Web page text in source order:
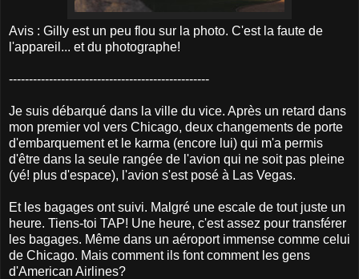
Avis : Gilly est un peu flou sur la photo. C'est la faute de
l'appareil... et du photographe!
--------------------------------------------------
Je suis débarqué dans la ville du vice. Après un retard dans
mon premier vol vers Chicago, deux changements de porte
d'embarquement et le karma (encore lui) qui m'a permis
d'être dans la seule rangée de l'avion qui ne soit pas pleine
(yé! plus d'espace), l'avion s'est posé à Las Vegas.
Et les bagages ont suivi. Malgré une escale de tout juste un
heure. Tiens-toi TAP! Une heure, c'est assez pour transférer
les bagages. Même dans un aéroport immense comme celui
de Chicago. Mais comment ils font comment les gens
d'American Airlines?